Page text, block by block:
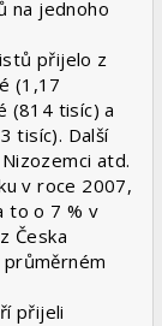
na jednoho
přijelo z
(1,17
(814 tisíc) a
tisíc). Další
atd.
v roce 2007,
to o 7 % v
Česka
přijeli